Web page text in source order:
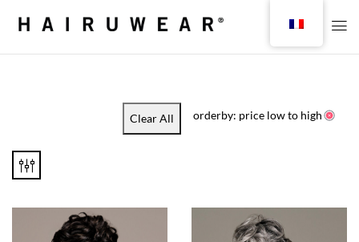
Clear All orderby: price low to high